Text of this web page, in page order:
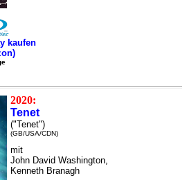
kaufen
2020:
Tenet
("Tenet")
(GB/USA/CDN)
mit
John David Washington,
Kenneth Branagh